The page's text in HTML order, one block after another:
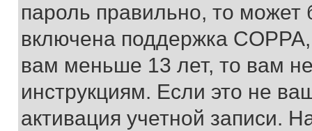
пароль правильно, то может
включена поддержка
вам меньше 13 лет, то вам
инструкциям. Если это не
активация учетной записи.